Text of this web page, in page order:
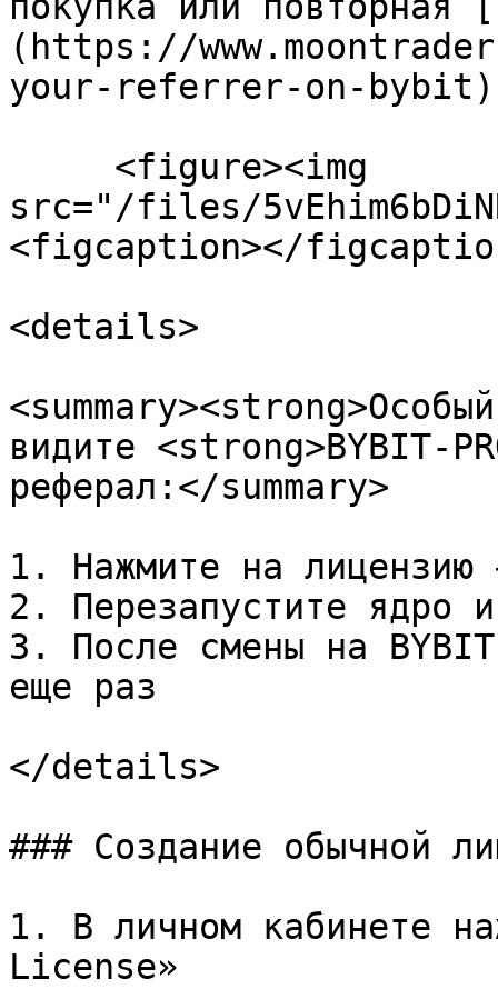
(https://
your-referrer-on-bybit)
src="/files/
<figcaption></
<details>
видите <strong>BYBIT-
реферал:</summary>
1. Нажмите на
2. Перезапустите ядро
3. После смены на
еще раз
</details>
### Создание обычной
1. В личном кабинете
License»